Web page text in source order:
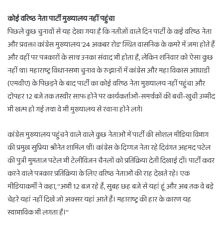
कोई वरिष्ठ नेता पार्टी मुख्यालय नहीं पहुंचा
पिछले कुछ चुनावों से यह देखा गया है कि नतीजों वाले दिन पार्टी के कई वरिष्ठ नेता
और प्रवक्ता कांग्रेस मुख्यालय ‘24 अकबर रोड' स्थित वासनिक के कमरे में जमा होते हैं
और वहीं पर पत्रकारों के साथ उनका संवाद भी होता है, लेकिन शनिवार को ऐसा कुछ
नहीं था। महाराष्ट्र विधानसभा चुनाव के रुझानों में कांग्रेस और महा विकास आघाडी
(एमवीए) के पिछड़ने के बाद पार्टी का कोई वरिष्ठ नेता मुख्यालय नहीं पहुंचा और
दोपहर 12 बजे तक तस्वीर साफ होने पर कार्यकर्ताओं-समर्थकों की बची-खुची उम्मीद
भी खत्म हो गई तथा वे भी मुख्यालय से रवाना होने लगे।
कांग्रेस मुख्यालय पहुंचने वाले वाले कुछ नेताओं में पार्टी की सोशल मीडिया विभाग
की प्रमुख सुप्रिया श्रीनेत शामिल थीं। कांग्रेस के दिग्गज नेता रहे दिवंगत अहमद पटेल
की पुत्री मुमताज पटेल भी टेलीविजन चैनलों को प्रतिक्रिया देती दिखाई दीं। पार्टी कवर
करने वाले पत्रकार प्रतिक्रिया के लिए वरिष्ठ नेताओं की राह देखते रहे। एक
मीडियाकर्मी ने कहा, ‘‘अभी 12 बज रहे हैं, सुबह छह बजे से यहां हूं और अब तक वे बड़े
चेहरे यहां नहीं दिखे जो अक्सर यहां आते हैं। महाराष्ट्र की हार के कारण यह
स्वाभाविक भी लगता है।''